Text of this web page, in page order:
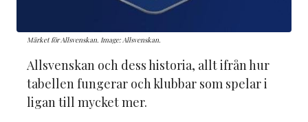
Märket för Allsvenskan. Image: Allsvenskan.
Allsvenskan och dess historia, allt ifrån hur
tabellen fungerar och klubbar som spelar i
ligan till mycket mer.